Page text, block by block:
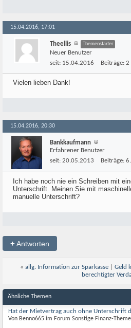
15.04.2016, 17:01
Theellis Themenstarter
Neuer Benutzer
seit: 15.04.2016 Beiträge: 2
Vielen lieben Dank!
15.04.2016, 20:30
Bankkaufmann
Erfahrener Benutzer
seit: 20.05.2013 Beiträge:
Ich habe noch nie ein Schreiben mit
Unterschrift. Meinen Sie mit
manuelle Unterschrift?
+Antworten
« allg. Information zur Sparkasse| Geld
berechtigter
Ähnliche Themen
Hat der Mietvertrag auch ohne Unterschrift
Von Benno665 im Forum Sonstige Finanz-